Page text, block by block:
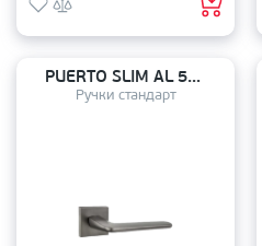
PUERTO SLIM AL 555-03 MBN
Ручки стандарт